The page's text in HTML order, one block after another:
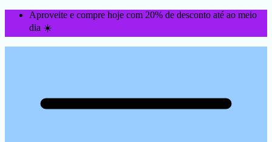
Aproveite e compre hoje com 20% de desconto até ao meio
dia ☀️